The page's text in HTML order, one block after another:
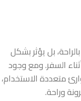
بل يؤثر بشكل
السفر. ومع وجود
متعددة الاستخدام،
وراحة.